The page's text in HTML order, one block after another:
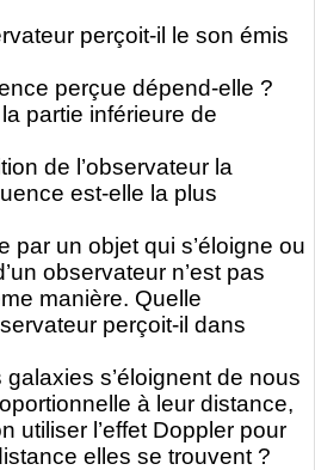
perçoit-il le son émis
perçue dépend-elle ?
partie inférieure de
de l’observateur la
est-elle la plus
par un objet qui s’éloigne ou
observateur n’est pas
manière. Quelle
perçoit-il dans
s’éloignent de nous
à leur distance,
utiliser l’effet Doppler pour
elles se trouvent ?